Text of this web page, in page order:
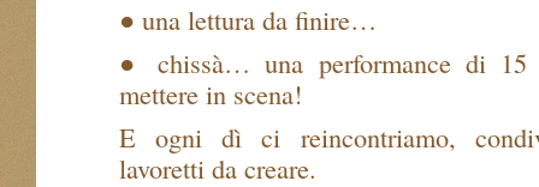
● una lettura da finire…
● chissà… una performance di 15
mettere in scena!
E ogni dì ci reincontriamo,
lavoretti da creare.